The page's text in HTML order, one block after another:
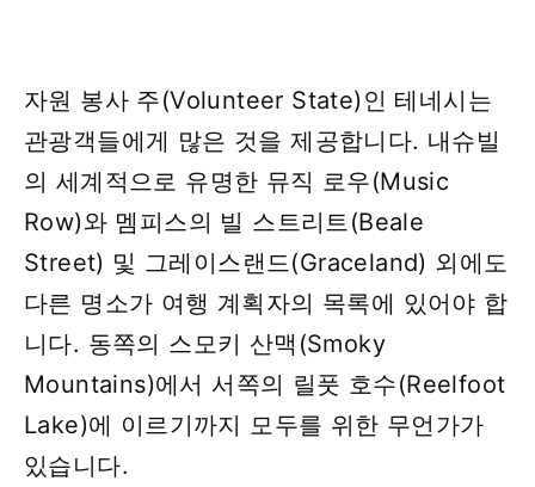
자원 봉사 주(Volunteer State)인 테네시는
관광객들에게 많은 것을 제공합니다. 내슈빌
의 세계적으로 유명한 뮤직 로우(Music
Row)와 멤피스의 빌 스트리트(Beale
Street) 및 그레이스랜드(Graceland) 외에도
다른 명소가 여행 계획자의 목록에 있어야 합
니다. 동쪽의 스모키 산맥(Smoky
Mountains)에서 서쪽의 릴풋 호수(Reelfoot
Lake)에 이르기까지 모두를 위한 무언가가
있습니다.